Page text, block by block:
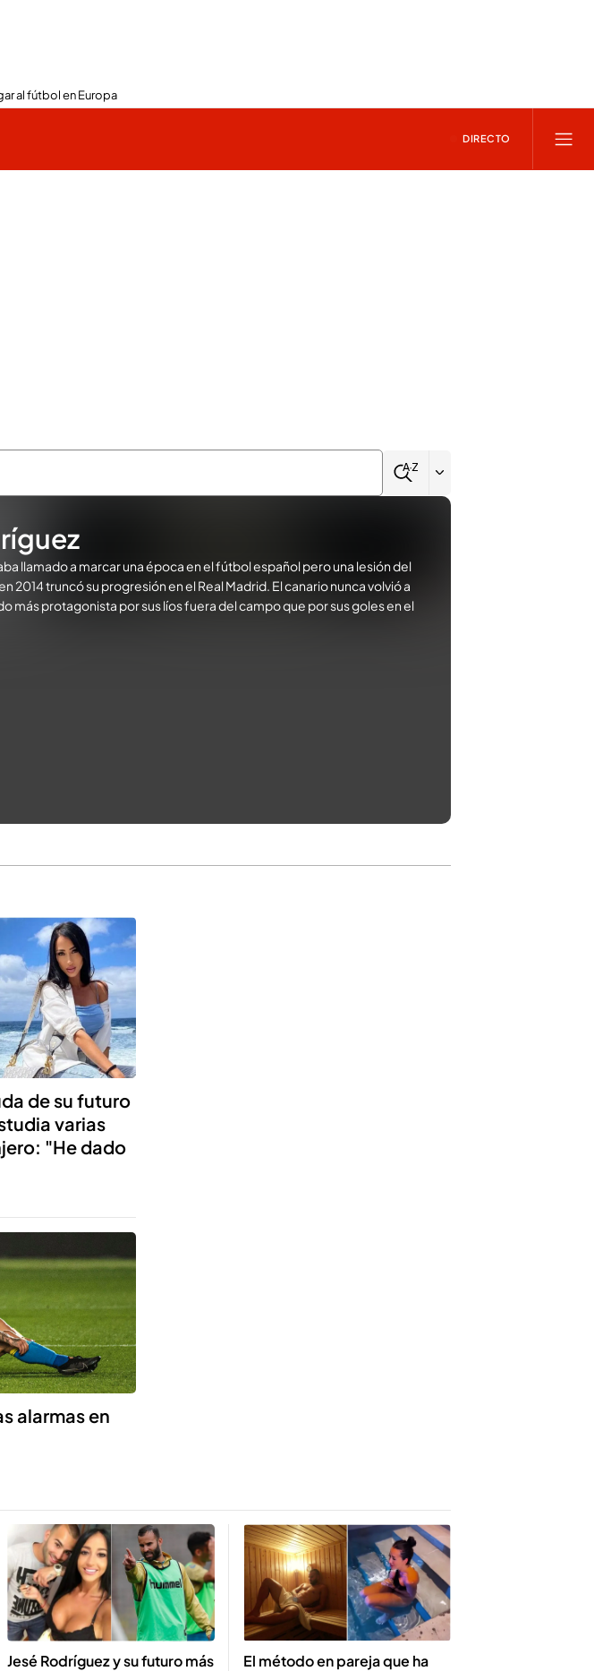
al fútbol en Europa
DIRECTO
llamado a marcar una época en el fútbol español pero una lesión del
2014 truncó su progresión en el Real Madrid. El canario nunca volvió a
más protagonista por sus líos fuera del campo que por sus goles en el
de su futuro
varias
"He dado
alarmas en
Jesé Rodríguez y su futuro más
El método en pareja que ha